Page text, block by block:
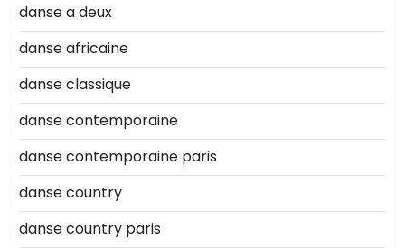
danse a deux
danse africaine
danse classique
danse contemporaine
danse contemporaine paris
danse country
danse country paris